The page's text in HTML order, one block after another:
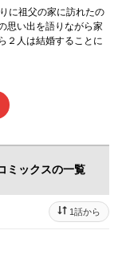
に祖父の家に訪れたの
思い出を語りながら家
２人は結婚することに
ミックスの一覧
1話から